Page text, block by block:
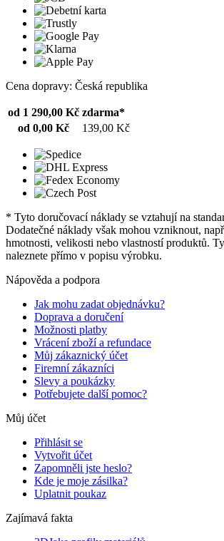
Cena dopravy: Česká republika
od 1 290,00 Kč zdarma*
od 0,00 Kč
139,00 Kč
* Tyto doručovací náklady se vztahují na
Dodatečné náklady však mohou vzniknout,
hmotnosti, velikosti nebo vlastností produktů.
naleznete přímo v popisu výrobku.
Nápověda a podpora
Jak mohu zadat objednávku?
Doprava a doručení
Možnosti platby
Vrácení zboží a refundace
Můj zákaznický účet
Firemní zákazníci
Slevy a poukázky
Potřebujete další pomoc?
Můj účet
Přihlásit se
Vytvořit účet
Zapomněli jste heslo?
Kde je moje zásilka?
Uplatnit poukaz
Zajímavá fakta